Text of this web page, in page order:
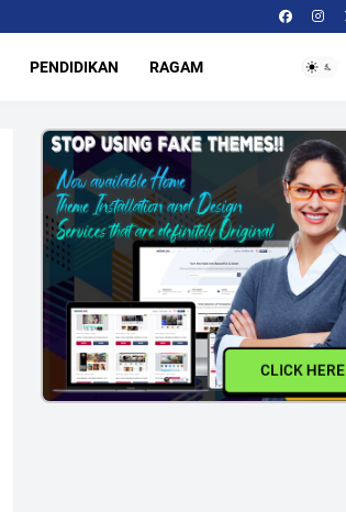
PENDIDIKAN RAGAM
CLICK HERE